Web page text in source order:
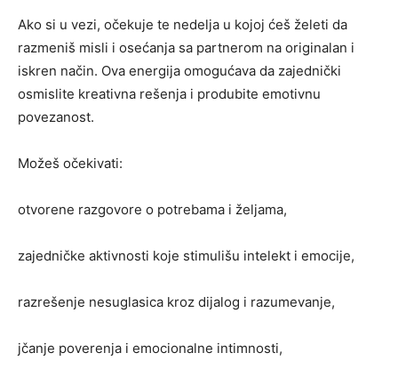
Ako si u vezi, očekuje te nedelja u kojoj ćeš želeti da
razmeniš misli i osećanja sa partnerom na originalan i
iskren način. Ova energija omogućava da zajednički
osmislite kreativna rešenja i produbite emotivnu
povezanost.
Možeš očekivati:
otvorene razgovore o potrebama i željama,
zajedničke aktivnosti koje stimulišu intelekt i emocije,
razrešenje nesuglasica kroz dijalog i razumevanje,
jčanje poverenja i emocionalne intimnosti,